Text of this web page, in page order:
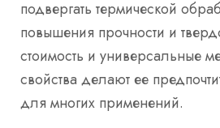
подвергать термической
повышения прочности и
стоимость и универсальные
свойства делают ее
для многих применений.